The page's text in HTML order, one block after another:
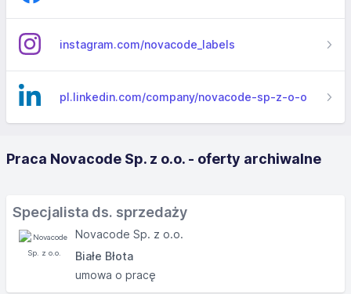
instagram.com/novacode_labels
pl.linkedin.com/company/novacode-sp-z-o-o
Praca Novacode Sp. z o.o. - oferty archiwalne
Specjalista ds. sprzedaży
Novacode Sp. z o.o.
Białe Błota
umowa o pracę